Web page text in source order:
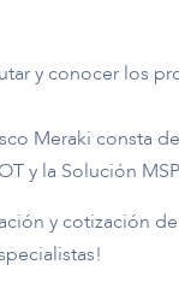
y conocer los
Meraki consta
y la Solución
y cotización